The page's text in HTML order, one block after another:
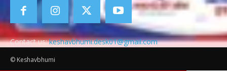
Contact us:keshavbhumi.desk01@gmail.com
© Keshavbhumi